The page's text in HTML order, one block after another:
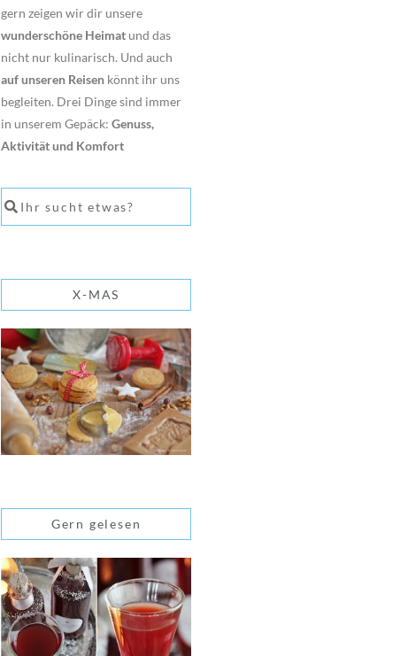
gern zeigen wir dir unsere
wunderschöne Heimat und das
nicht nur kulinarisch. Und auch
auf unseren Reisen könnt ihr uns
begleiten. Drei Dinge sind immer
in unserem Gepäck:Genuss,
Aktivität und Komfort
X-MAS
Gern gelesen